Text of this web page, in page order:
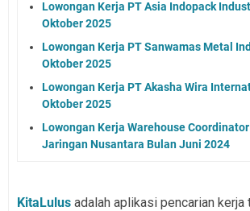
Lowongan Kerja PT Asia Indopack
Oktober 2025
Lowongan Kerja PT Sanwamas Metal
Oktober 2025
Lowongan Kerja PT Akasha Wira
Oktober 2025
Lowongan Kerja Warehouse
Jaringan Nusantara Bulan Juni 2024
KitaLulus adalah aplikasi pencarian kerja